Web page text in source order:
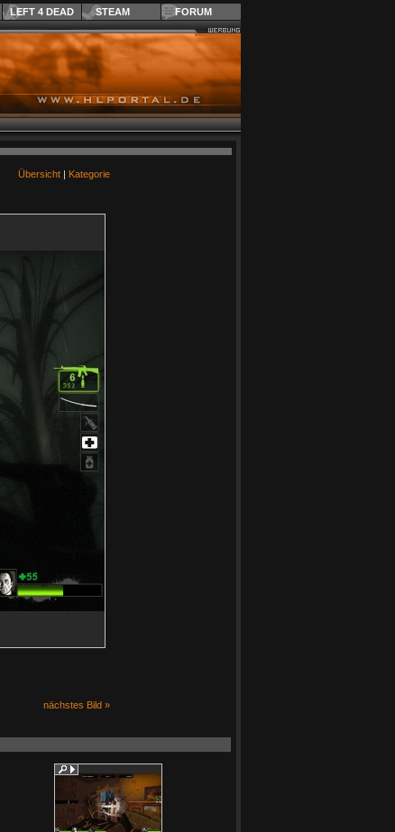
LEFT 4 DEAD STEAM FORUM
Übersicht| Kategorie
nächstes Bild »